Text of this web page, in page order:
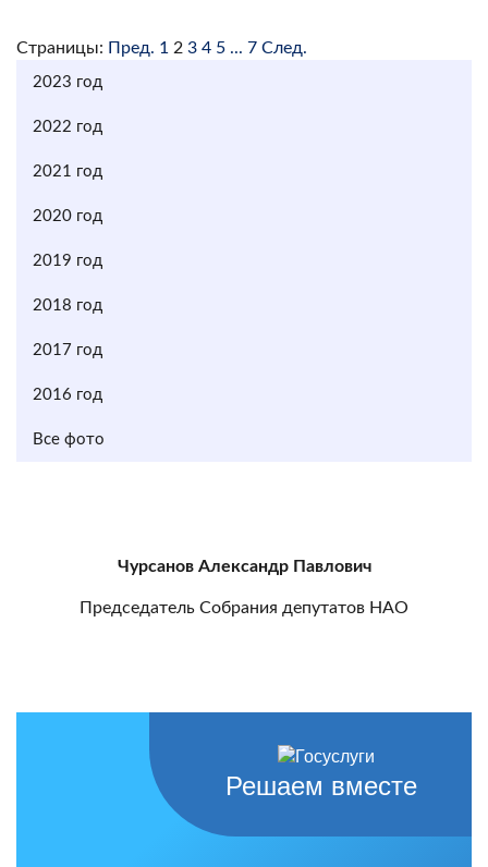
Страницы: Пред. 1 2 3 4 5 ... 7 След.
2023 год
2022 год
2021 год
2020 год
2019 год
2018 год
2017 год
2016 год
Все фото
Чурсанов Александр Павлович
Председатель Собрания депутатов НАО
Решаем вместе